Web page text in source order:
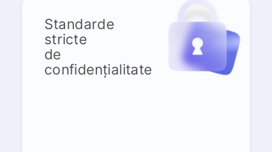
Standarde
stricte
de
confidențialitate